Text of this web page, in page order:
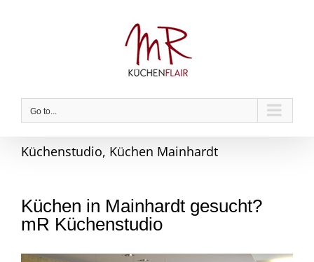
Go to...
Küchenstudio, Küchen Mainhardt
Küchen in Mainhardt gesucht?
mR Küchenstudio